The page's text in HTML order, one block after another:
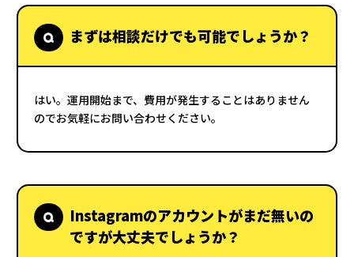
まずは相談だけでも可能でしょうか？
はい。運用開始まで、費用が発生することはありません
のでお気軽にお問い合わせください。
Instagramのアカウントがまだ無いの
ですが大丈夫でしょうか？